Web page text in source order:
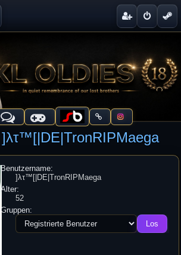
Benutzername:
]λτ™[|DE|TronRIPMaega
Alter:
52
Gruppen: